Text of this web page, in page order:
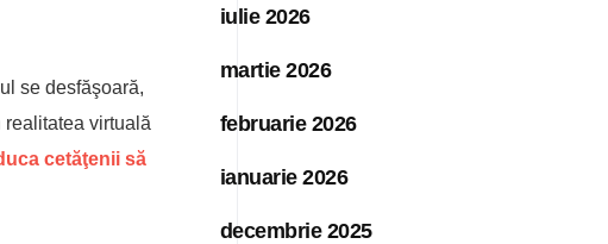
se desfăşoară,
virtuală
cetăţenii să
iulie 2026
martie 2026
februarie 2026
ianuarie 2026
decembrie 2025